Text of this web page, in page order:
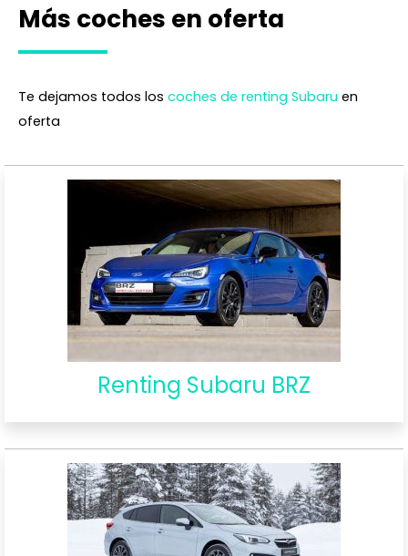
Más coches en oferta
Te dejamos todos los coches de renting Subaru en
oferta
Renting Subaru BRZ